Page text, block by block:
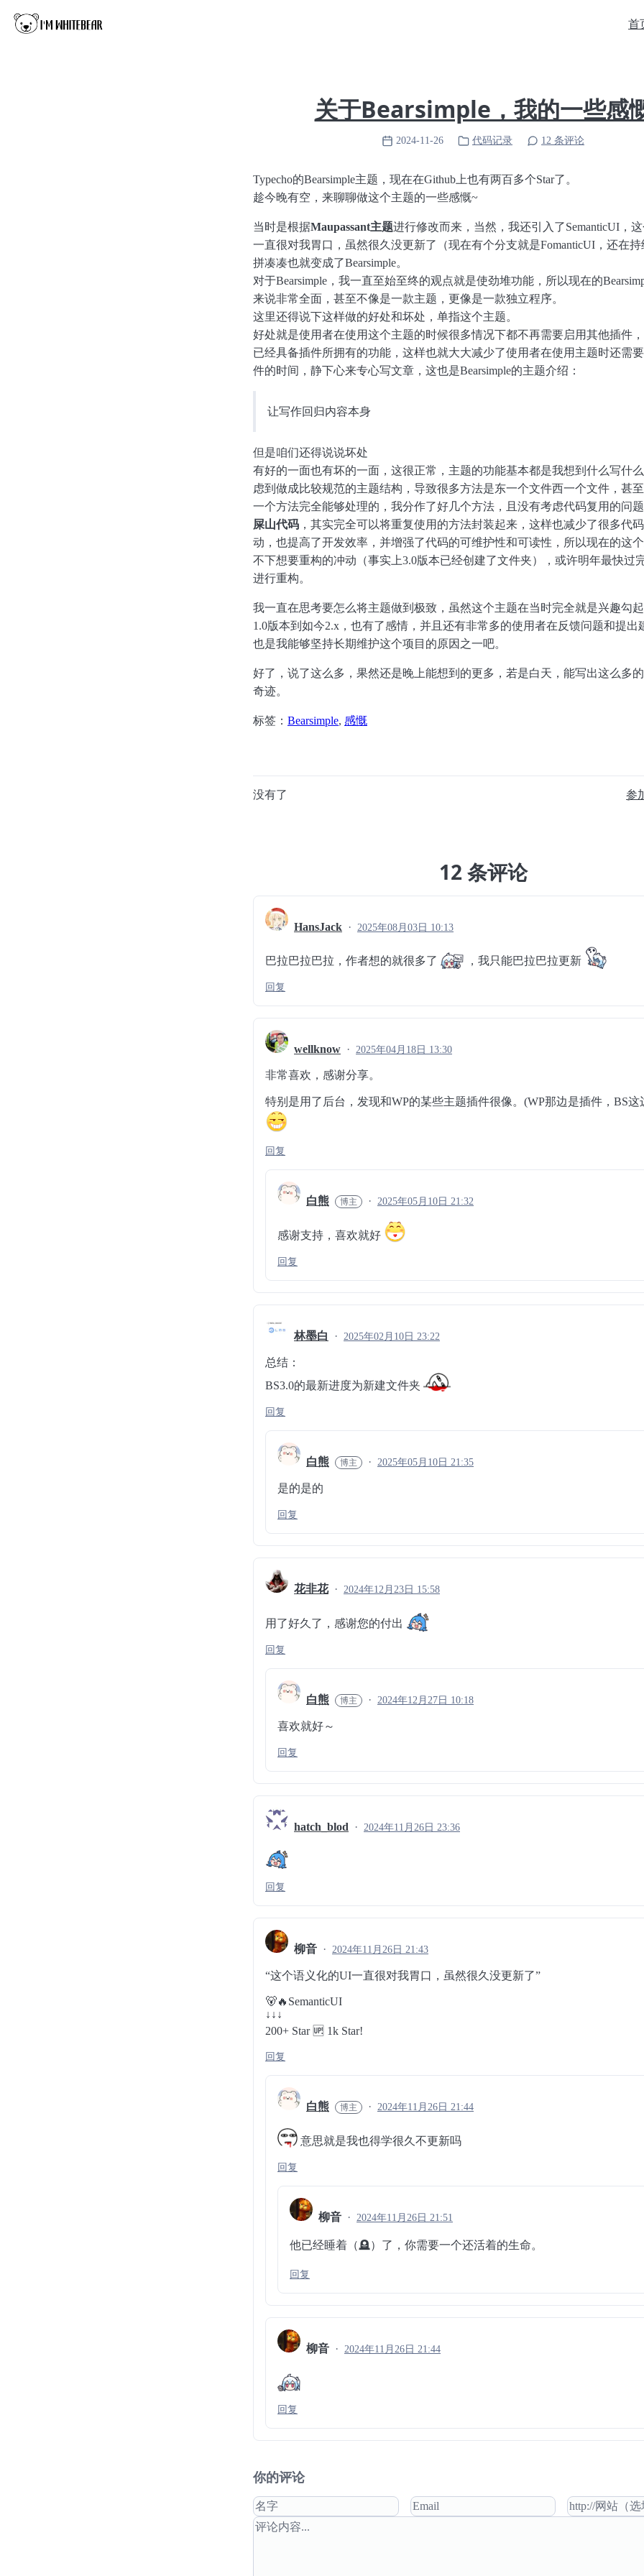
首
关于Bearsimple，我的一些感
2024-11-26 代码记录 12 条评论
Typecho的Bearsimple主题，现在在Github上也有两百多个Star了。
趁今晚有空，来聊聊做这个主题的一些感慨~
当时是根据Maupassant主题进行修改而来，当然，我还引入了SemanticUI，
一直很对我胃口，虽然很久没更新了（现在有个分支就是FomanticUI，还在
拼凑凑也就变成了Bearsimple。
对于Bearsimple，我一直至始至终的观点就是使劲堆功能，所以现在的
来说非常全面，甚至不像是一款主题，更像是一款独立程序。
这里还得说下这样做的好处和坏处，单指这个主题。
好处就是使用者在使用这个主题的时候很多情况下都不再需要启用其他插件
已经具备插件所拥有的功能，这样也就大大减少了使用者在使用主题时还需
件的时间，静下心来专心写文章，这也是Bearsimple的主题介绍：
让写作回归内容本身
但是咱们还得说说坏处
有好的一面也有坏的一面，这很正常，主题的功能基本都是我想到什么写什
虑到做成比较规范的主题结构，导致很多方法是东一个文件西一个文件，甚
一个方法完全能够处理的，我分作了好几个方法，且没有考虑代码复用的问
屎山代码 ，其实完全可以将重复使用的方法封装起来，这样也减少了很多代
动，也提高了开发效率，并增强了代码的可维护性和可读性，所以现在的这
不下想要重构的冲动（事实上3.0版本已经创建了文件夹），或许明年最快过
进行重构。
我一直在思考要怎么将主题做到极致，虽然这个主题在当时完全就是兴趣勾
1.0版本到如今2.x，也有了感情，并且还有非常多的使用者在反馈问题和提出
也是我能够坚持长期维护这个项目的原因之一吧。
好了，说了这么多，果然还是晚上能想到的更多，若是白天，能写出这么多
奇迹。
标签： Bearsimple, 感慨
没有了 参
12 条评论
HansJack 2025年08月03日 10:13
巴拉巴拉巴拉，作者想的就很多了 ，我只能巴拉巴拉更新
回复
wellknow 2025年04月18日 13:30
非常喜欢，感谢分享。
特别是用了后台，发现和WP的某些主题插件很像。(WP那边是插件，BS这
回复
白熊 2025年05月10日 21:32
感谢支持，喜欢就好
回复
林墨白 2025年02月10日 23:22
总结：
BS3.0的最新进度为新建文件夹
回复
白熊 2025年05月10日 21:35
是的是的
回复
花非花 2024年12月23日 15:58
用了好久了，感谢您的付出
回复
白熊 2024年12月27日 10:18
喜欢就好～
回复
hatch_blod 2024年11月26日 23:36
回复
柳音 2024年11月26日 21:43
“这个语义化的UI一直很对我胃口，虽然很久没更新了”
🐻🔥SemanticUI
↓↓↓
200+ Star 🆙 1k Star!
回复
白熊 2024年11月26日 21:44
意思就是我也得学很久不更新吗
回复
柳音 2024年11月26日 21:51
他已经睡着（🪦）了，你需要一个还活着的生命。
回复
柳音 2024年11月26日 21:44
回复
你的评论